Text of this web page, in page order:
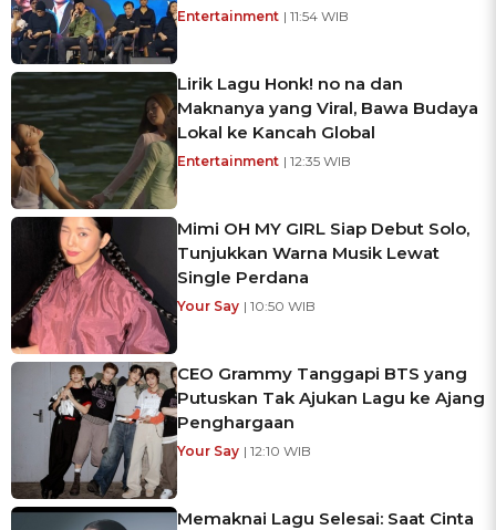
Entertainment | 11:54 WIB
Lirik Lagu Honk! no na dan
Maknanya yang Viral, Bawa Budaya
Lokal ke Kancah Global
Entertainment | 12:35 WIB
Mimi OH MY GIRL Siap Debut Solo,
Tunjukkan Warna Musik Lewat
Single Perdana
Your Say | 10:50 WIB
CEO Grammy Tanggapi BTS yang
Putuskan Tak Ajukan Lagu ke Ajang
Penghargaan
Your Say | 12:10 WIB
Memaknai Lagu Selesai: Saat Cinta